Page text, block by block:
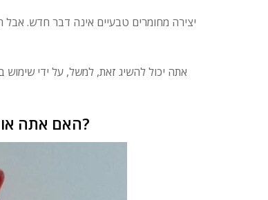
יצירה מחומרים טבעיים אינה דבר חדש. אבל
אתה יכול להשיג זאת, למשל, על ידי שימוש
האם אתה אוהב ארומתרפיה? מה דעתך על זר דלת עשוי תפוזים וקינמון?